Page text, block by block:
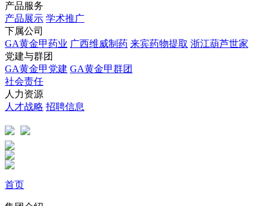
产品服务
产品展示 学术推广
下属公司
GA黄金甲药业 广西维威制药 来宾药物提取 浙江葫芦世家
党建与群团
GA黄金甲党建 GA黄金甲群团
社会责任
人力资源
人才战略 招聘信息
首页